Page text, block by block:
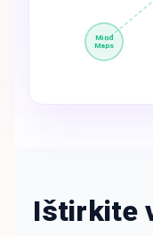
Mind
Maps
Ištirkite